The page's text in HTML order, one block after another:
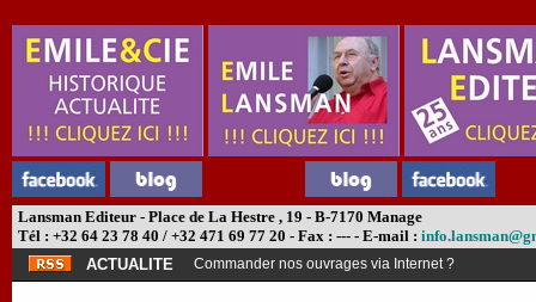
Lansman Editeur - Place de La Hestre , 19 - B-7170 Manage
Tél : +32 64 23 78 40 / +32 471 69 77 20 - Fax : --- - E-mail :
ACTUALITE
Commander nos ouvrages via Internet ?